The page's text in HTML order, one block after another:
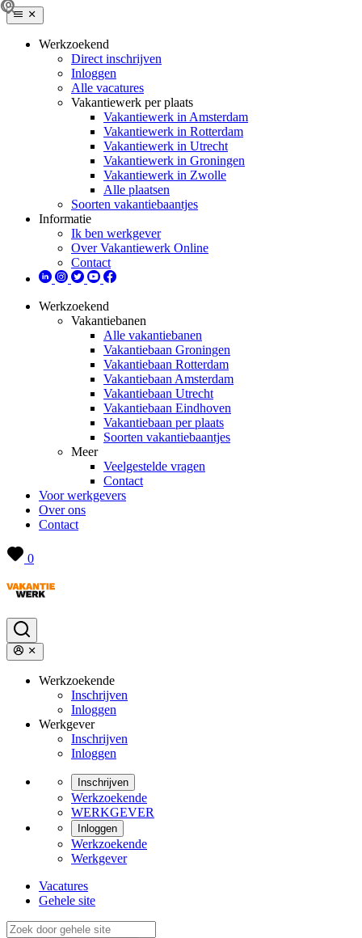
Werkzoekend
Direct inschrijven
Inloggen
Alle vacatures
Vakantiewerk per plaats
Vakantiewerk in Amsterdam
Vakantiewerk in Rotterdam
Vakantiewerk in Utrecht
Vakantiewerk in Groningen
Vakantiewerk in Zwolle
Alle plaatsen
Soorten vakantiebaantjes
Informatie
Ik ben werkgever
Over Vakantiewerk Online
Contact
Werkzoekend
Vakantiebanen
Alle vakantiebanen
Vakantiebaan Groningen
Vakantiebaan Rotterdam
Vakantiebaan Amsterdam
Vakantiebaan Utrecht
Vakantiebaan Eindhoven
Vakantiebaan per plaats
Soorten vakantiebaantjes
Meer
Veelgestelde vragen
Contact
Voor werkgevers
Over ons
Contact
0
Werkzoekende
Inschrijven
Inloggen
Werkgever
Inschrijven
Inloggen
Inschrijven
Werkzoekende
WERKGEVER
Inloggen
Werkzoekende
Werkgever
Vacatures
Gehele site